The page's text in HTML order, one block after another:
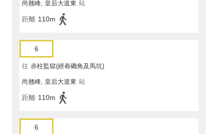
尚翹峰, 皇后大道東 站
距離 110m
6
往 赤柱監獄(經舂磡角及馬坑)
尚翹峰, 皇后大道東 站
距離 110m
6